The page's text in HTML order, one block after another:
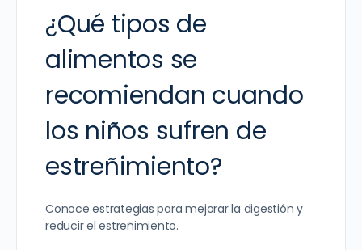
¿Qué tipos de
alimentos se
recomiendan cuando
los niños sufren de
estreñimiento?
Conoce estrategias para mejorar la digestión y
reducir el estreñimiento.